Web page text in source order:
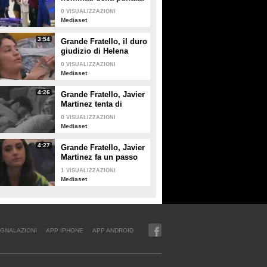
di giovedì 30 gennaio
0 VISUALIZZAZIONI
Mediaset
3:54
Grande Fratello, il duro
giudizio di Helena
Prestes su Zeudi Di
Palma e Javier
0 VISUALIZZAZIONI
Mediaset
4:26
Grande Fratello, Javier
Martinez tenta di
confortare Zeudi Di
Palma
0 VISUALIZZAZIONI
Mediaset
4:27
Grande Fratello, Javier
Martinez fa un passo
indietro con Zeudi Di
Palma
1 VISUALIZZAZIONI
Mediaset
APP IPHONE APP ANDROID